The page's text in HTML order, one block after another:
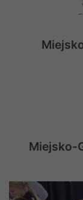
Miejsko-